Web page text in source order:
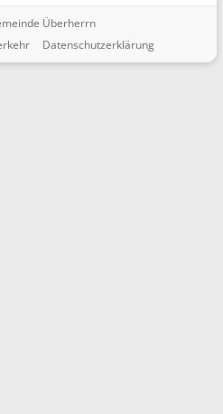
Überherrn
Datenschutzerklärung